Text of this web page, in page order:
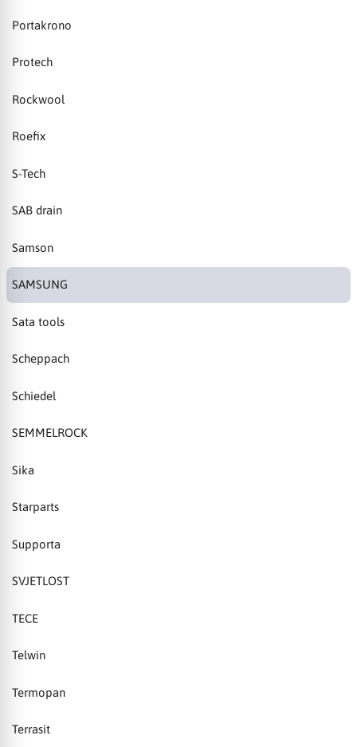
Portakrono
Protech
Rockwool
Roefix
S-Tech
SAB drain
Samson
SAMSUNG
Sata tools
Scheppach
Schiedel
SEMMELROCK
Sika
Starparts
Supporta
SVJETLOST
TECE
Telwin
Termopan
Terrasit